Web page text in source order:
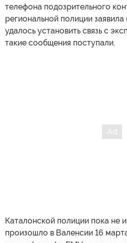
телефона подозрительного
региональной полиции заявила
удалось установить связь с
такие сообщения поступали.
Каталонской полиции пока не
произошло в Валенсии 16